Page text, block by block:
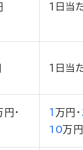
１日当
１日当
円 ・
１ 万円 ・
10万円